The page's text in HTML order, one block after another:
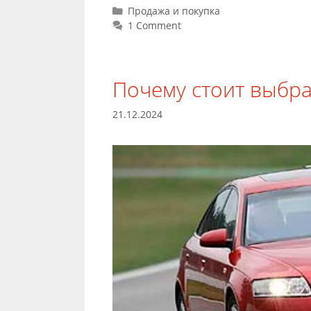
Categories
Продажа и покупка
1 Comment
Почему стоит
21.12.2024